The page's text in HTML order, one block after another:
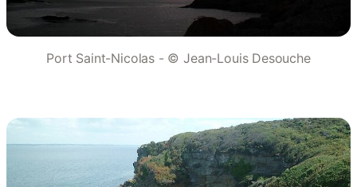
Port Saint-Nicolas - © Jean-Louis Desouche